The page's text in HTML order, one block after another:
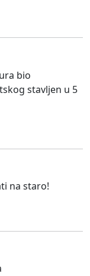
bio
stavljen u 5
na staro!